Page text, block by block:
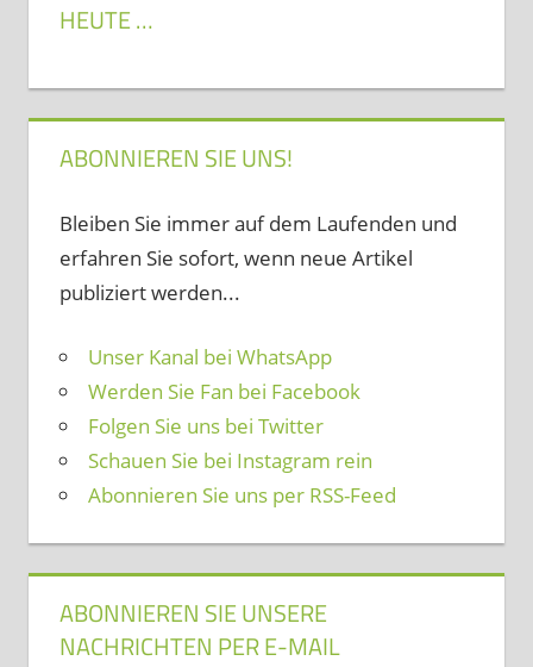
HEUTE …
ABONNIEREN SIE UNS!
Bleiben Sie immer auf dem Laufenden und
erfahren Sie sofort, wenn neue Artikel
publiziert werden...
Unser Kanal bei WhatsApp
Werden Sie Fan bei Facebook
Folgen Sie uns bei Twitter
Schauen Sie bei Instagram rein
Abonnieren Sie uns per RSS-Feed
ABONNIEREN SIE UNSERE
NACHRICHTEN PER E-MAIL